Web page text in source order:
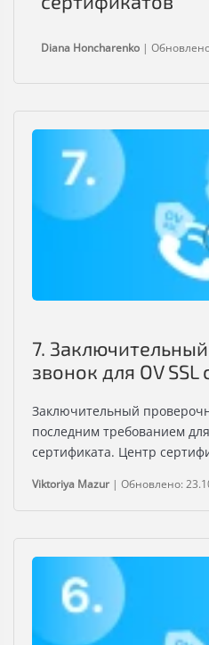
Diana Honcharenko |
7.
звонок для OV
Заключительный
последним требованием
сертификата. Центр
Viktoriya Mazur | Обновлено: